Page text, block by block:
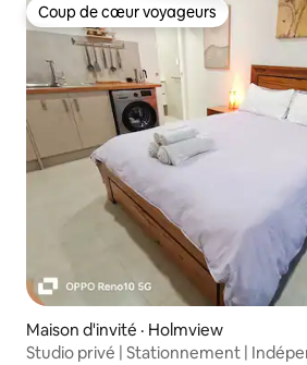
Coup de cœur voyageurs
Coup de cœur voyageurs
Maison d'invité · Holmview
Studio privé | Stationnement |